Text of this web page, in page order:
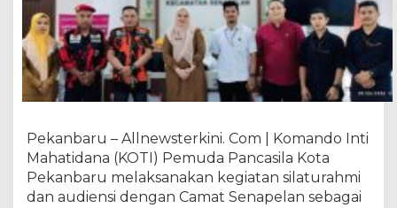
a
K
o
t
a
P
a
n
b
a
Pekanbaru – Allnewsterkini. Com | Komando Inti
Mahatidana (KOTI) Pemuda Pancasila Kota
Pekanbaru melaksanakan kegiatan silaturahmi
dan audiensi dengan Camat Senapelan sebagai